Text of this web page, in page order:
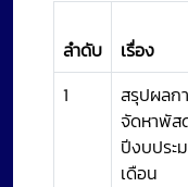
ลำดับ เรื่อง
1
สรุปผลก
จัดหาพัส
ปีงบประ
เดือน